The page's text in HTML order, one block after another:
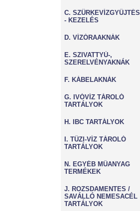
C. SZÜRKEVÍZGYŰJTÉS
- KEZELÉS
D. VÍZÓRAAKNÁK
E. SZIVATTYÚ-,
SZERELVÉNYAKNÁK
F. KÁBELAKNÁK
G. IVÓVÍZ TÁROLÓ
TARTÁLYOK
H. IBC TARTÁLYOK
I. TŰZI-VÍZ TÁROLÓ
TARTÁLYOK
N. EGYÉB MŰANYAG
TERMÉKEK
J. ROZSDAMENTES /
SAVÁLLÓ NEMESACÉL
TARTÁLYOK